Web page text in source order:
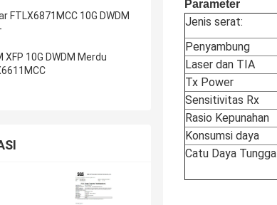
FTLX6871MCC 10G DWDM
XFP 10G DWDM Merdu
Parameter
Jenis serat:
Penyambung
Laser dan TIA
Tx Power
Sensitivitas Rx
Rasio Kepunahan
Konsumsi daya
Catu Daya Tunggal